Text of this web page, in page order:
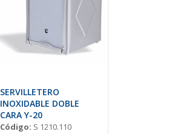
SERVILLETERO
INOXIDABLE DOBLE
CARA Y-20
Código: S 1210.110